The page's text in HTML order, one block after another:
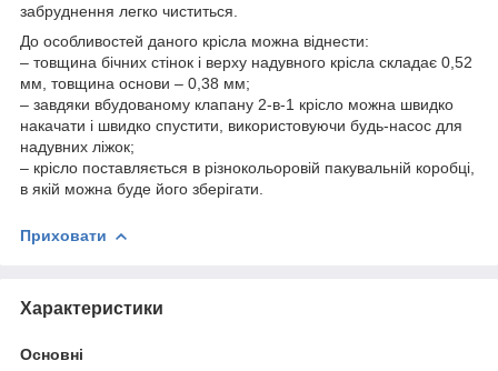
забруднення легко чиститься.
До особливостей даного крісла можна віднести:
– товщина бічних стінок і верху надувного крісла складає 0,52
мм, товщина основи – 0,38 мм;
– завдяки вбудованому клапану 2-в-1 крісло можна швидко
накачати і швидко спустити, використовуючи будь-насос для
надувних ліжок;
– крісло поставляється в різнокольоровій пакувальній коробці,
в якій можна буде його зберігати.
Приховати
Характеристики
Основні